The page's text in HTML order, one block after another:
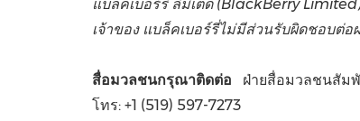
แบล็คเบอร์รี่ ลิมิเต็ด (BlackBerry
เจ้าของ แบล็คเบอร์รี่ไม่มีส่วนรับผิดชอบ
สื่อมวลชนกรุณาติดต่อ
ฝ่ายสื่อมวลชนสัม
โทร: +1 (519) 597-7273